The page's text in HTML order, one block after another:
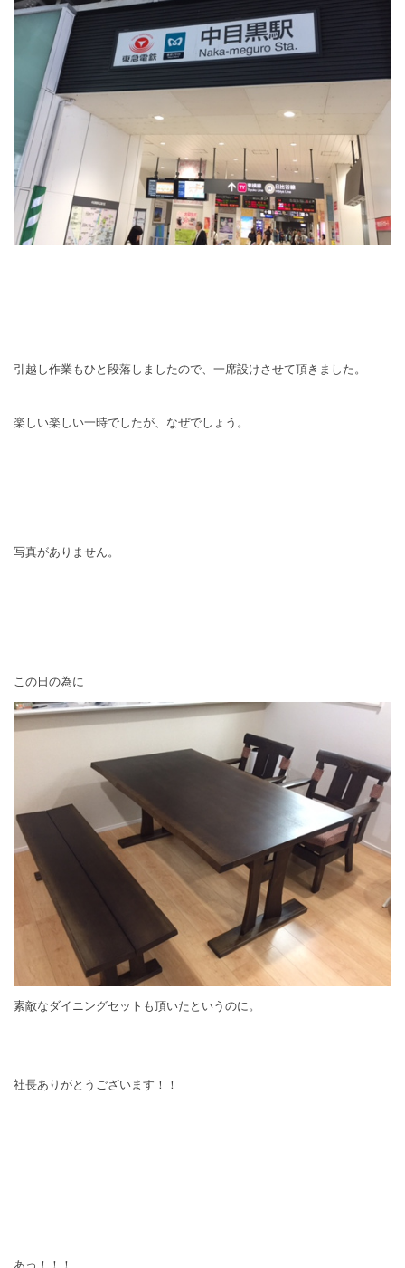
引越し作業もひと段落しましたので、一席設けさせて頂きました。
楽しい楽しい一時でしたが、なぜでしょう。
写真がありません。
この日の為に
素敵なダイニングセットも頂いたというのに。
社長ありがとうございます！！
あっ！！！